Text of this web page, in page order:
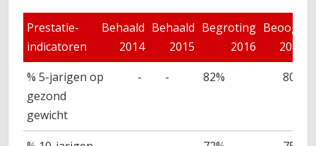
Prestatie-
indicatoren
Behaald
2014
Behaald
2015
Begroting
2016
Beoogd
2017
% 5-jarigen op
gezond
gewicht
- - 82% 80%